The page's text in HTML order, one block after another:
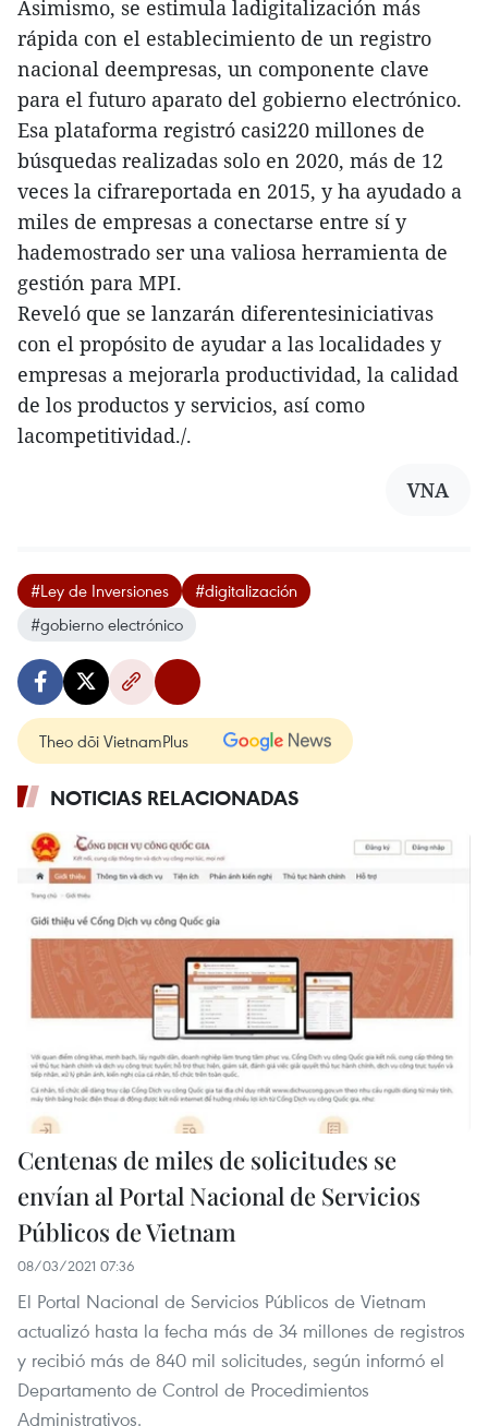
Asimismo, se estimula ladigitalización más
rápida con el establecimiento de un registro
nacional deempresas, un componente clave
para el futuro aparato del gobierno electrónico.
Esa plataforma registró casi220 millones de
búsquedas realizadas solo en 2020, más de 12
veces la cifrareportada en 2015, y ha ayudado a
miles de empresas a conectarse entre sí y
hademostrado ser una valiosa herramienta de
gestión para MPI.
Reveló que se lanzarán diferentesiniciativas
con el propósito de ayudar a las localidades y
empresas a mejorarla productividad, la calidad
de los productos y servicios, así como
lacompetitividad./.
VNA
#Ley de Inversiones
#digitalización
#gobierno electrónico
Theo dõi VietnamPlus
NOTICIAS RELACIONADAS
Centenas de miles de solicitudes se
envían al Portal Nacional de Servicios
Públicos de Vietnam
08/03/2021 07:36
El Portal Nacional de Servicios Públicos de Vietnam
actualizó hasta la fecha más de 34 millones de registros
y recibió más de 840 mil solicitudes, según informó el
Departamento de Control de Procedimientos
Administrativos.